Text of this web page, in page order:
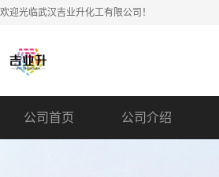
欢迎光临武汉吉业升化工有限公司！
公司首页 公司介绍